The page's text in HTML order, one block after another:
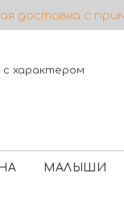
доставка с
характером
МАЛЫШИ